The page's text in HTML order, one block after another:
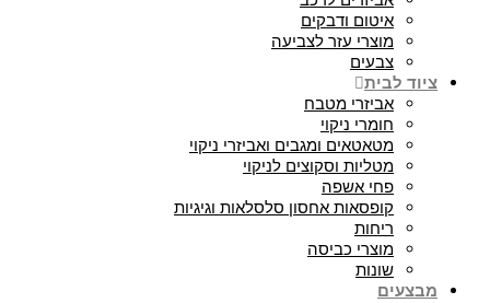
איטום ודבקים
מוצרי עזר לצביעה
צבעים
ציוד לבית
אביזרי מטבח
חומרי ניקוי
מטאטאים ומגבים ואביזרי ניקוי
מטליות וסקוצים לניקוי
פחי אשפה
קופסאות אחסון סלסלאות וגיגיות
ריחות
מוצרי כביסה
שונות
מבצעים